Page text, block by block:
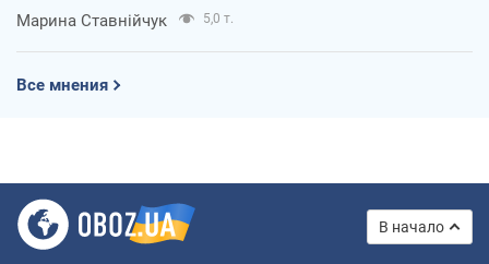
Марина Ставнійчук 5,0 т.
Все мнения
В начало